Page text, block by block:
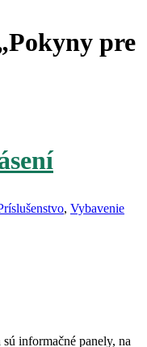
pre
, Vybavenie
informačné panely, na